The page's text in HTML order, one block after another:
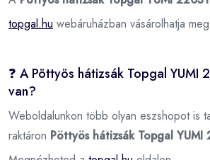
topgal.hu webáruházban vásárolhatja
❓ A Pöttyös hátizsák Topgal YUMI
van?
Weboldalunkon több olyan eszshopot is
raktáron Pöttyös hátizsák Topgal YUMI